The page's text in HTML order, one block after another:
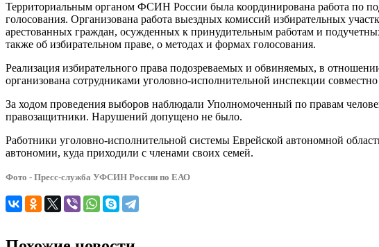
Территориальным органом ФСИН России была координирована работа по
голосования. Организована работа выездных комиссий избирательных
арестованных граждан, осужденных к принудительным работам и
также об избирательном праве, о методах и формах голосования.
Реализация избирательного права подозреваемых и обвиняемых, в
организована сотрудниками уголовно-исполнительной инспекции
За ходом проведения выборов наблюдали Уполномоченный по правам
правозащитники. Нарушений допущено не было.
Работники уголовно-исполнительной системы Еврейской автономной
автономии, куда приходили с членами своих семей.
Фото - Пресс-служба УФСИН России по ЕАО